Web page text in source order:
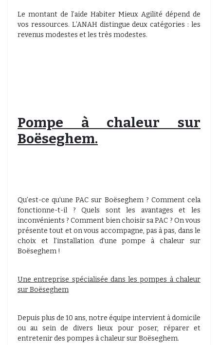
Le montant de l’aide Habiter Mieux Agilité dépend de
vos ressources. L’ANAH distingue deux catégories : les
revenus modestes et les très modestes.
Pompe à chaleur sur
Boëseghem.
Qu’est-ce qu’une PAC sur Boëseghem ? Comment cela
fonctionne-t-il ? Quels sont les avantages et les
inconvénients ? Comment bien choisir sa PAC ? On vous
présente tout et on vous accompagne, pas à pas, dans le
choix et l’installation d’une pompe à chaleur sur
Boëseghem !
Une entreprise spécialisée dans les pompes à chaleur
sur Boëseghem
Depuis plus de 10 ans, notre équipe intervient à domicile
ou au sein de divers lieux pour poser, réparer et
entretenir des pompes à chaleur sur Boëseghem.